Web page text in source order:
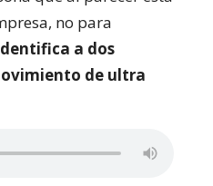
no para
a dos
de ultra